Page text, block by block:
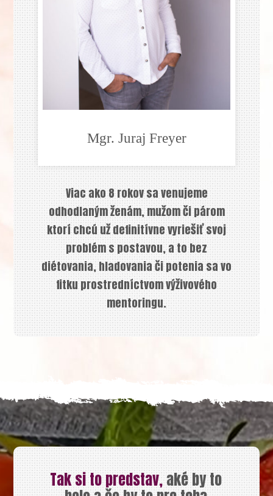
Mgr. Juraj Freyer
Viac ako 8 rokov sa venujeme
odhodlaným ženám, mužom či párom
ktorí chcú už definitívne vyriešiť svoj
problém s postavou, a to bez
diétovania, hladovania či potenia sa vo
fitku prostredníctvom výživového
mentoringu.
Tak si to predstav,aké by to